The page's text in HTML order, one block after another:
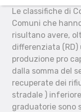
Le classifiche di
Comuni che
risultano avere,
differenziata (RD)
produzione pro
dalla somma del
recuperate dei
stradale )
graduatorie sono